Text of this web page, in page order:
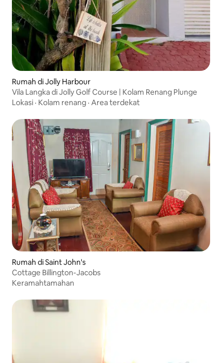
Rumah di Jolly Harbour
Vila Langka di Jolly Golf Course | Kolam Renang Plunge
Lokasi · Kolam renang · Area terdekat
Rumah di Saint John's
Cottage Billington-Jacobs
Keramahtamahan